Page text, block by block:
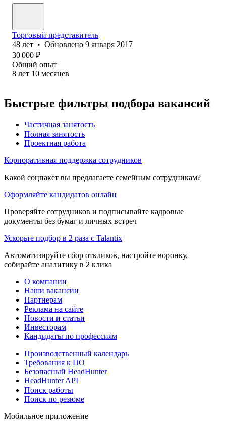
Торговый представитель
48 лет • Обновлено 9 января 2017
30 000 ₽
Общий опыт
8 лет 10 месяцев
Быстрые фильтры подбора вакансий
Частичная занятость
Полная занятость
Проектная работа
Корпоративная поддержка сотрудников
Какой соцпакет вы предлагаете семейным сотрудникам?
Оформляйте кандидатов онлайн
Проверяйте сотрудников и подписывайте кадровые
документы без бумаг и личных встреч
Ускорьте подбор в 2 раза с Talantix
Автоматизируйте сбор откликов, настройте воронку,
собирайте аналитику в 2 клика
О компании
Наши вакансии
Партнерам
Реклама на сайте
Новости и статьи
Инвесторам
Кандидаты по профессиям
Производственный календарь
Требования к ПО
Безопасный HeadHunter
HeadHunter API
Поиск работы
Поиск по резюме
Мобильное приложение